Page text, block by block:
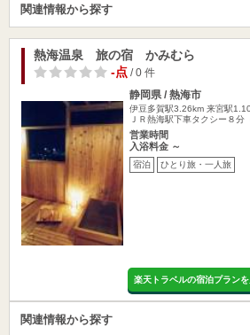
関連情報から探す
熱海温泉 旅の宿 かみむら
-点/ 0 件
静岡県 / 熱海市
伊豆多賀駅3.26km 来宮駅
ＪＲ熱海駅下車タクシー８分
営業時間
入浴料金 ～
宿泊 ひとり旅・一人旅
楽天トラベルの宿泊プランを
関連情報から探す